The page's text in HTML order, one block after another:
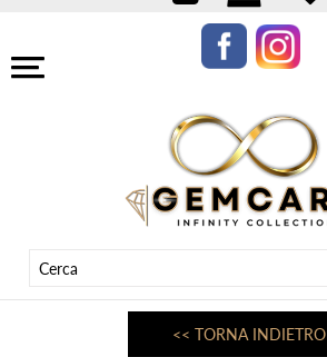
<< TORNA INDIETRO